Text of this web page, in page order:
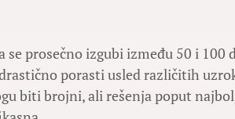
se prosečno izgubi između 50 i
porasti usled različitih
biti brojni, ali rešenja poput